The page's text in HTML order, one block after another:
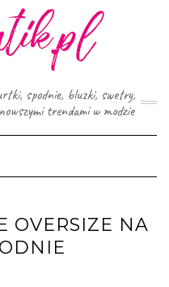
spodnie, bluzki, swetry,
trendami w modzie
OVERSIZE NA